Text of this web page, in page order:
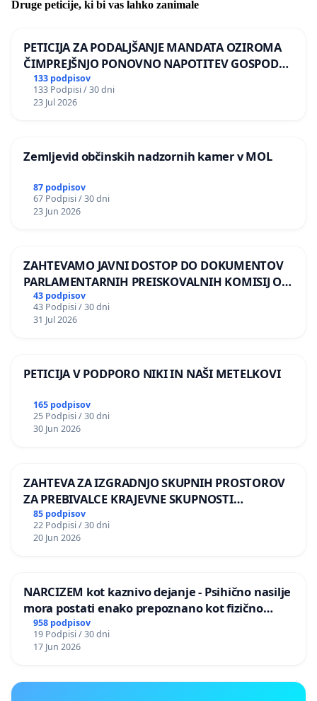
Druge peticije, ki bi vas lahko zanimale
PETICIJA ZA PODALJŠANJE MANDATA OZIROMA
ČIMPREJŠNJO PONOVNO NAPOTITEV GOSPODA
BERNARDA ŠRAJNERJA NA VELEPOSLANIŠTVO
REPUBLIKE SLOVENIJE V MOSKVI
133 podpisov
133 Podpisi / 30 dni
23 Jul 2026
Zemljevid občinskih nadzornih kamer v MOL
87 podpisov
67 Podpisi / 30 dni
23 Jun 2026
ZAHTEVAMO JAVNI DOSTOP DO DOKUMENTOV
PARLAMENTARNIH PREISKOVALNIH KOMISIJ O
ILEGALNI TRGOVINI Z OROŽJEM
43 podpisov
43 Podpisi / 30 dni
31 Jul 2026
PETICIJA V PODPORO NIKI IN NAŠI METELKOVI
165 podpisov
25 Podpisi / 30 dni
30 Jun 2026
ZAHTEVA ZA IZGRADNJO SKUPNIH PROSTOROV
ZA PREBIVALCE KRAJEVNE SKUPNOSTI
PRESTRANEK
85 podpisov
22 Podpisi / 30 dni
20 Jun 2026
NARCIZEM kot kaznivo dejanje - Psihično nasilje
mora postati enako prepoznano kot fizično
nasilje
958 podpisov
19 Podpisi / 30 dni
17 Jun 2026